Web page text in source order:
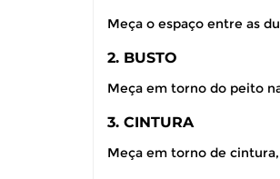
Meça o espaço entre as
2. BUSTO
Meça em torno do peito
3. CINTURA
Meça em torno de